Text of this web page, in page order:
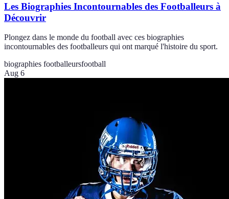
Les Biographies Incontournables des Footballeurs à
Découvrir
Plongez dans le monde du football avec ces biographies
incontournables des footballeurs qui ont marqué l'histoire du sport.
biographies footballeursfootball
Aug 6